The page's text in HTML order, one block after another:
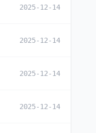
2025-12-14
2025-12-14
2025-12-14
2025-12-14